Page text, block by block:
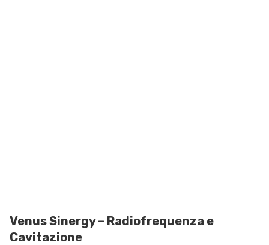
Venus Sinergy – Radiofrequenza e
Cavitazione